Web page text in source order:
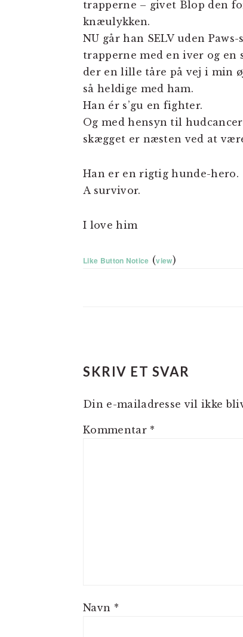
trapperne – givet Blop den
knæulykken.
NU går han SELV uden
trapperne med en iver og en
der en lille tåre på vej i min
så heldige med ham.
Han ér s’gu en fighter.
Og med hensyn til
skægget er næsten ved at
Han er en rigtig hunde-hero.
A survivor.
I love him
Like Button Notice (view)
SKRIV ET SVAR
Din e-mailadresse vil ikke
Kommentar *
Navn *